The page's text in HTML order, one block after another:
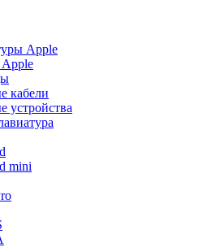
Apple
кабели
устройства
mini